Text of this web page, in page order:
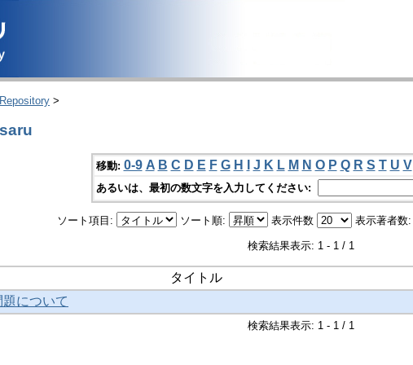
>
移動: 0-9 A B C D E F G H J K L M N O P Q R S T U V
あるいは、最初の数文字を入力してください:
ソート項目: ソート順: 表示件数 表示著者数:
検索結果表示: 1 - 1 / 1
タイトル
について
検索結果表示: 1 - 1 / 1